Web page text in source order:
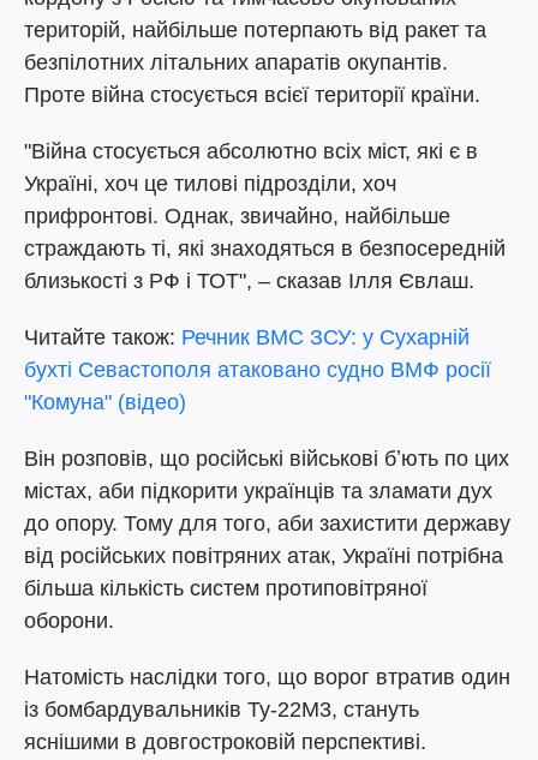
територій, найбільше потерпають від ракет та
безпілотних літальних апаратів окупантів.
Проте війна стосується всієї території країни.
"Війна стосується абсолютно всіх міст, які є в
Україні, хоч це тилові підрозділи, хоч
прифронтові. Однак, звичайно, найбільше
страждають ті, які знаходяться в безпосередній
близькості з РФ і ТОТ", – сказав Ілля Євлаш.
Читайте також: Речник ВМС ЗСУ: у Сухарній
бухті Севастополя атаковано судно ВМФ росії
"Комуна" (відео)
Він розповів, що російські військові бʼють по цих
містах, аби підкорити українців та зламати дух
до опору. Тому для того, аби захистити державу
від російських повітряних атак, Україні потрібна
більша кількість систем протиповітряної
оборони.
Натомість наслідки того, що ворог втратив один
із бомбардувальників Ту-22М3, стануть
яснішими в довгостроковій перспективі.